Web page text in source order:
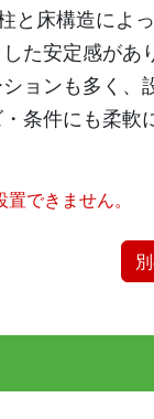
と床構造によ
た安定感があ
ョンも多く、
条件にも柔軟
できません。